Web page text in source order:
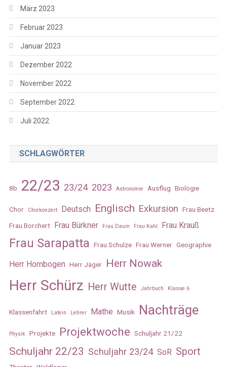
März 2023
Februar 2023
Januar 2023
Dezember 2022
November 2022
September 2022
Juli 2022
SCHLAGWÖRTER
8b 22/23 23/24 2023 Astronomie Ausflug Biologie
Chor Chorkonzert Deutsch Englisch Exkursion Frau Beetz
Frau Borchert
Frau Bürkner Frau Daum Frau Kahl Frau Krauß
Frau Sarapatta Frau Schulze Frau Werner Geographie
Herr Hornbogen Herr Jäger Herr Nowak
Herr Schürz Herr Wutte Jahrbuch Klasse 6
Klassenfahrt Latein Lehrer Mathe Musik Nachträge
Physik Projekte Projektwoche Schuljahr 21/22
Schuljahr 22/23 Schuljahr 23/24 SoR Sport